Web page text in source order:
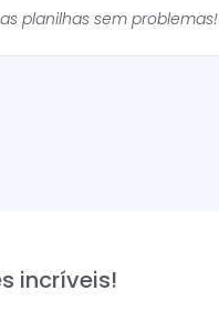
planilhas sem problemas!
incríveis!